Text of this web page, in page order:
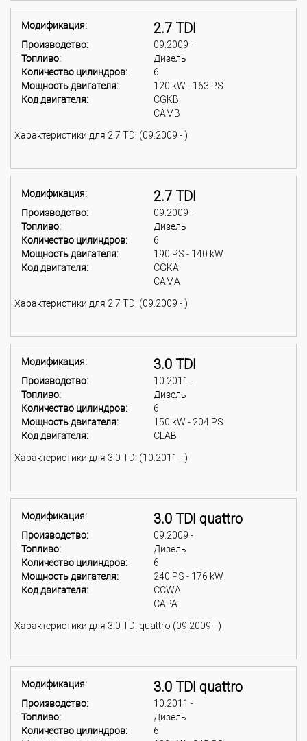
Модификация: 2.7 TDI
Производство:
09.2009 -
Топливо:
Дизель
Количество цилиндров:
6
Мощность двигателя:
120 kW - 163 PS
Код двигателя:
CGKB
CAMB
Характеристики для 2.7 TDI (09.2009 - )
Модификация: 2.7 TDI
Производство:
09.2009 -
Топливо:
Дизель
Количество цилиндров:
6
Мощность двигателя:
190 PS - 140 kW
Код двигателя:
CGKA
CAMA
Характеристики для 2.7 TDI (09.2009 - )
Модификация: 3.0 TDI
Производство:
10.2011 -
Топливо:
Дизель
Количество цилиндров:
6
Мощность двигателя:
150 kW - 204 PS
Код двигателя:
CLAB
Характеристики для 3.0 TDI (10.2011 - )
Модификация: 3.0 TDI quattro
Производство:
09.2009 -
Топливо:
Дизель
Количество цилиндров:
6
Мощность двигателя:
240 PS - 176 kW
Код двигателя:
CCWA
CAPA
Характеристики для 3.0 TDI quattro (09.2009 - )
Модификация: 3.0 TDI quattro
Производство:
10.2011 -
Топливо:
Дизель
Количество цилиндров:
6